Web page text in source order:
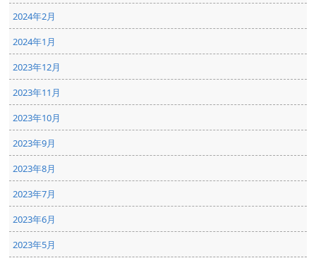
2024年2月
2024年1月
2023年12月
2023年11月
2023年10月
2023年9月
2023年8月
2023年7月
2023年6月
2023年5月